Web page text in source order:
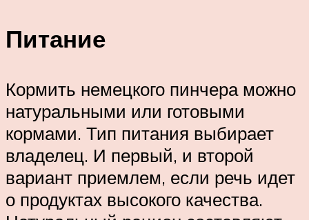
Питание
Кормить немецкого пинчера можно
натуральными или готовыми
кормами. Тип питания выбирает
владелец. И первый, и второй
вариант приемлем, если речь идет
о продуктах высокого качества.